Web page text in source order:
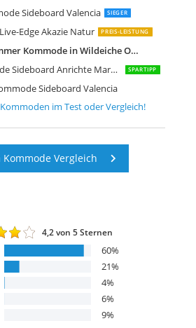
Sideboard Valencia SIEGER
Edge Akazie Natur PREIS-LEISTUNG
Capri Schlafzimmer Kommode in Wildeiche Optik
Schubladen Kommode Sideboard Anrichte Marbella in Hochglanz
SPARTIPP
Sideboard Valencia
Danzz Kommode Frame
Ibbe Design Schwarz Sideboard
DELIFE Kommode Eloi Akazie Natur
Mayaadi-Home Kommode
Vladon Kommode Sideboard Pavos
Masseno Kommode TRES 160 cm
Wumagin Kommode mit 10
Kommoden im Test oder Vergleich!
Kommode Vergleich
4,2 von 5 Sternen
60%
21%
4%
6%
9%